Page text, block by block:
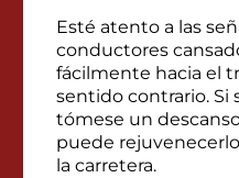
Esté atento a las
conductores
fácilmente hacia el
sentido contrario. Si
tómese un
puede
la carretera.